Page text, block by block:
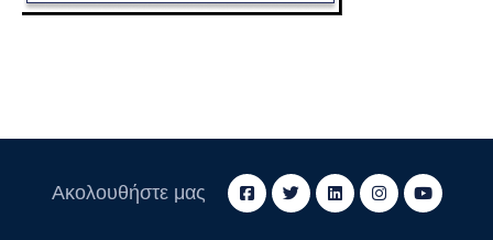
Ακολουθήστε μας